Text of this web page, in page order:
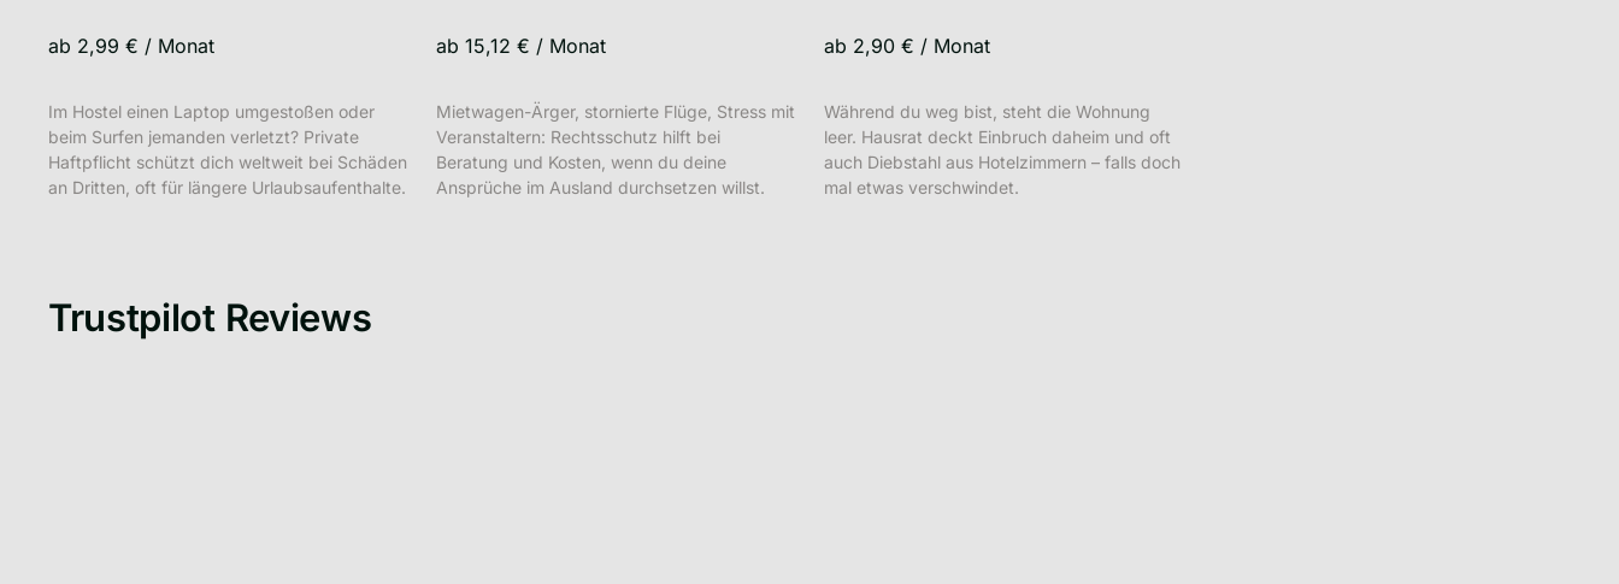
ab 2,99 € / Monat
Im Hostel einen Laptop umgestoßen oder
beim Surfen jemanden verletzt? Private
Haftpflicht schützt dich weltweit bei Schäden
an Dritten, oft für längere Urlaubsaufenthalte.
ab 15,12 € / Monat
Mietwagen-Ärger, stornierte Flüge, Stress mit
Veranstaltern: Rechtsschutz hilft bei
Beratung und Kosten, wenn du deine
Ansprüche im Ausland durchsetzen willst.
ab 2,90 € / Monat
Während du weg bist, steht die Wohnung
leer. Hausrat deckt Einbruch daheim und oft
auch Diebstahl aus Hotelzimmern – falls doch
mal etwas verschwindet.
Trustpilot Reviews